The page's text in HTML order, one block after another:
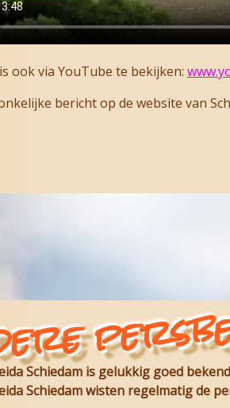
ook via YouTube te bekijken:
bericht op de website van
Schiedam is gelukkig goed
Schiedam wisten regelmatig de